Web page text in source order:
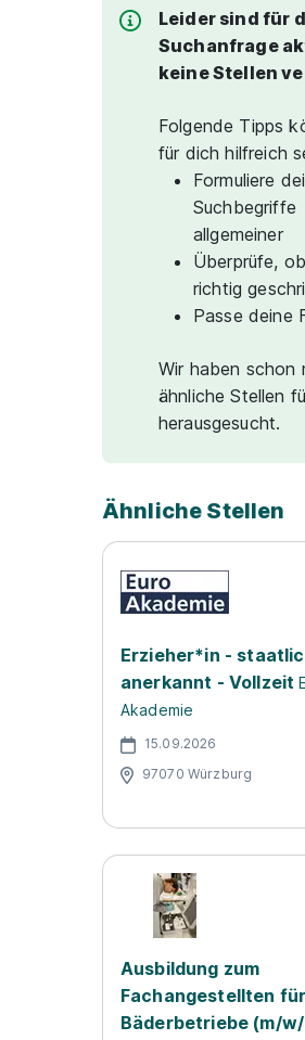
Leider sind für
Suchanfrage
keine Stellen
Folgende Tipps
für dich hilfreich
Formuliere
Suchbegriffe
allgemeiner
Überprüfe,
richtig
Passe deine
Wir haben schon
ähnliche Stellen
herausgesucht.
Ähnliche Stellen
Erzieher*in -
anerkannt - Vollzeit
Akademie
15.09.2026
97070 Würzburg
Ausbildung zum
Fachangestellten für
Bäderbetriebe (m/